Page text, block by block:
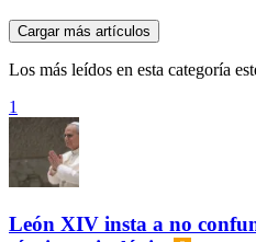
Cargar más artículos
Los más leídos en esta categoría
1
León XIV insta a no